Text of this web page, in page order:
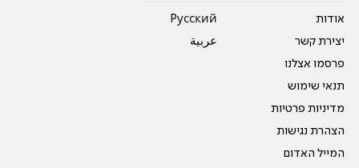
אודות
יצירת קשר
פרסמו אצלנו
תנאי שימוש
מדיניות פרטיות
הצהרת נגישות
המייל האדום
Pусский
عربية